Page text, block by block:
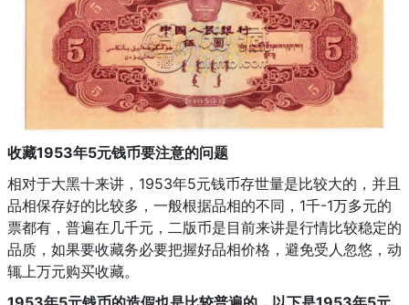
收藏1953年5元钱币要注意的问题
相对于大黑十来讲，1953年5元钱币存世量是比较大的，并且
品相保存好的比较多，一般根据品相的不同，1千-1万多元的
票都有，普遍在几千元，二版币是目前来讲是行情比较稳定的
品质，如果要收藏务必要把握好品相价格，避免受人忽悠，动
辄上万元购买收藏。